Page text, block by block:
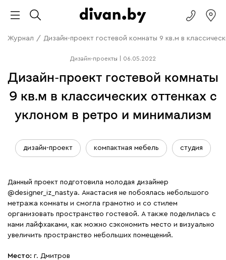
Журнал / Дизайн-проект гостевой комнаты 9 кв.м в
Дизайн-проекты 06.05.2022
Дизайн-проект гостевой комнаты
9 кв.м в классических оттенках с
уклоном в ретро и минимализм
дизайн-проект компактная мебель студия
Данный проект подготовила молодая дизайнер
@designer_iz_nastya. Анастасия не побоялась небольшого
метража комнаты и смогла грамотно и со стилем
организовать пространство гостевой. А также поделилась с
нами лайфхаками, как можно сэкономить место и визуально
увеличить пространство небольших помещений.
Место: г. Дмитров